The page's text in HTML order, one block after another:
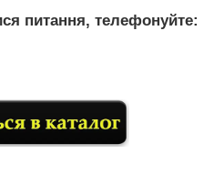
питання, телефонуйте: